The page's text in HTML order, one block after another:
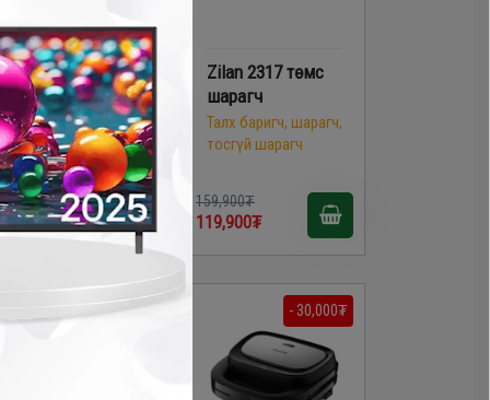
Philips HD-2581
талх шарагч
Талх баригч, шарагч,
тосгүй шарагч
Zilan 2317 төмс
шарагч
Талх баригч, шарагч,
тосгүй шарагч
159,900₮
119,900₮
- 40,000₮ - 30,000₮